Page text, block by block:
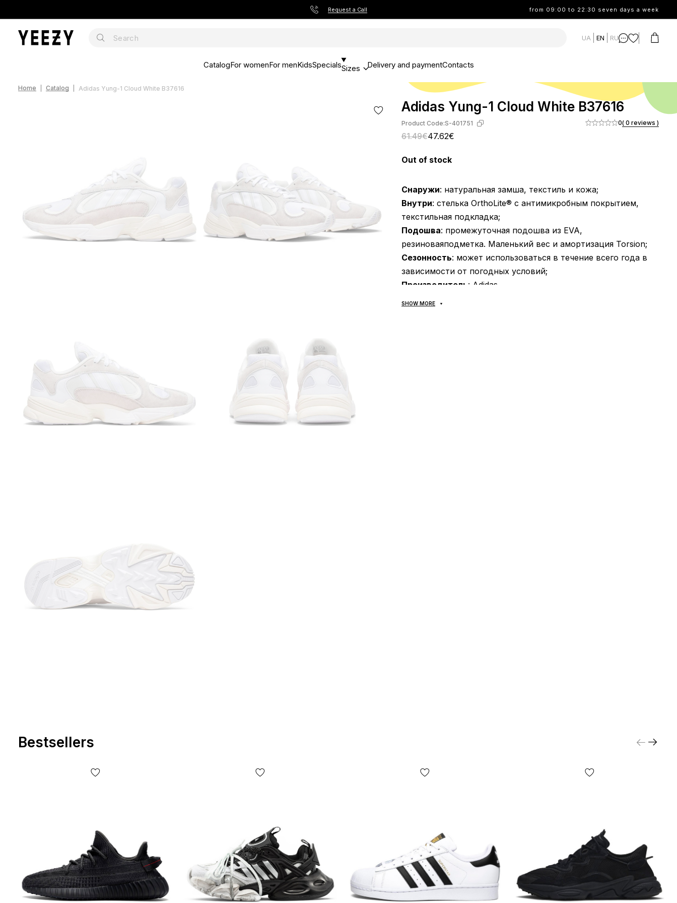
Request a Call from 09:00 to 22:30 seven days a week
UA EN RU
CatalogFor womenFor menKidsSpecialsSizes Delivery and paymentContacts
Home Catalog Adidas Yung-1 Cloud White B37616
Adidas Yung-1 Cloud White B37616
Product Code:S-401751
61.49€47.62€
0( 0 reviews )
Out of stock
Снаружи: натуральная замша, текстиль и кожа;
Внутри: стелька OrthoLite® с антимикробным покрытием,
текстильная подкладка;
Подошва: промежуточная подошва из EVA,
резиноваяподметка. Маленький вес и амортизация Torsion;
Сезонность: может использоваться в течение всего года в
зависимости от погодных условий;
Производитель : Adidas.
SHOW MORE
Bestsellers